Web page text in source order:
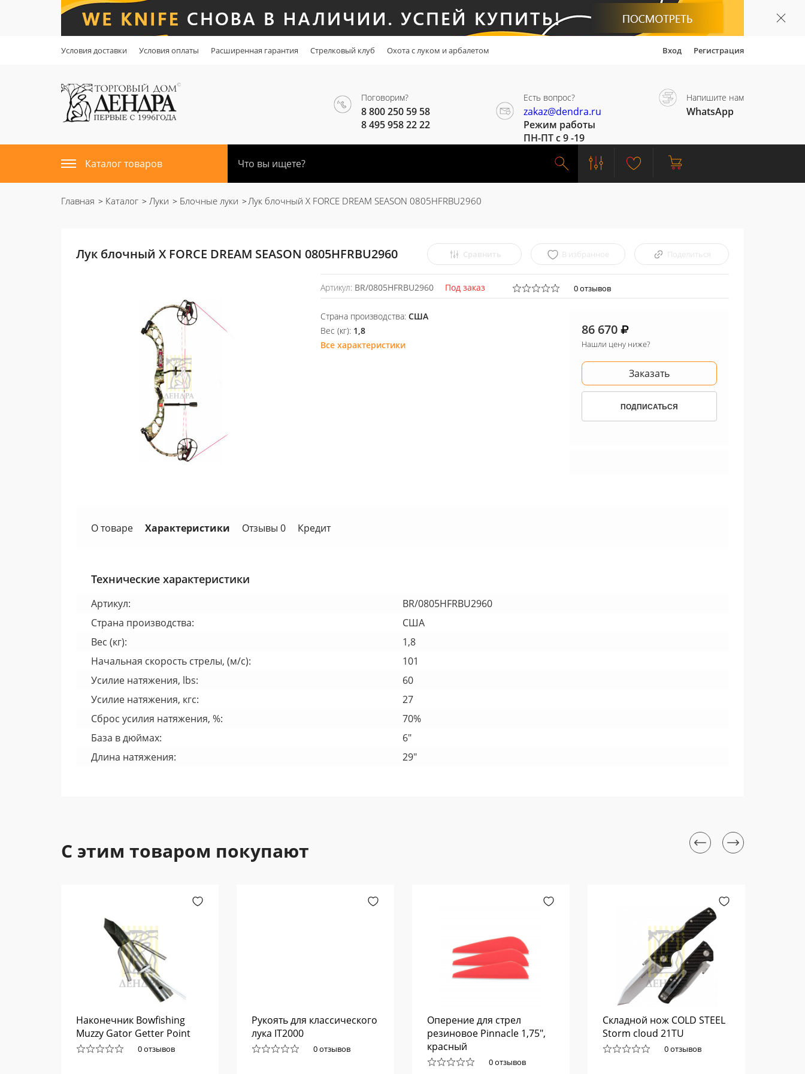
Условия доставки Условия оплаты Расширенная гарантия Стрелковый клуб Охота с луком и арбалетом Вход Регистрация
Поговорим?
8 800 250 59 58
8 495 958 22 22
Есть вопрос?
zakaz@dendra.ru
Режим работы
ПН-ПТ с 9 -19
Напишите нам
WhatsApp
Каталог товаров
Главная Каталог Луки Блочные луки Лук блочный X FORCE DREAM SEASON 0805HFRBU2960
Лук блочный X FORCE DREAM SEASON 0805HFRBU2960 Сравнить В избранное Поделиться
Артикул: BR/0805HFRBU2960 Под заказ 0 отзывов
Страна производства:США
Вес (кг): 1,8
Все характеристики
86 670
Нашли цену ниже?
Заказать
ПОДПИСАТЬСЯ
О товаре Характеристики Отзывы 0 Кредит
Технические характеристики
Артикул:
BR/0805HFRBU2960
Страна производства:
США
Вес (кг):
1,8
Начальная скорость стрелы, (м/с):
101
Усилие натяжения, lbs:
60
Усилие натяжения, кгс:
27
Сброс усилия натяжения, %:
70%
База в дюймах:
6"
Длина натяжения:
29"
С этим товаром покупают
Наконечник Bowfishing
Muzzy Gator Getter Point
0 отзывов
Рукоять для классического
лука IT2000
0 отзывов
Оперение для стрел
резиновое Pinnacle 1,75",
красный
0 отзывов
Складной нож COLD STEEL
Storm cloud 21TU
0 отзывов